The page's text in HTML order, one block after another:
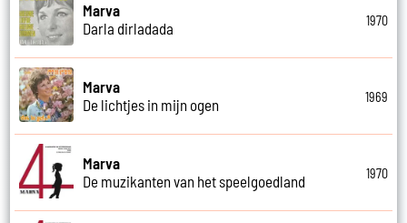
Marva
Darla dirladada
1970
Marva
De lichtjes in mijn ogen
1969
Marva
De muzikanten van het speelgoedland
1970